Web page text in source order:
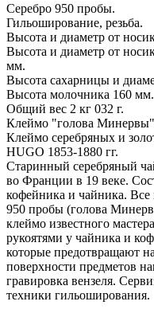
Серебро 950 пробы.
Гильоширование, резьба.
Высота и диаметр от
Высота и диаметр от
мм.
Высота сахарницы и
Высота молочника 160 мм.
Общий вес 2 кг 032 г.
Клеймо "голова
Клеймо серебряных и
HUGO 1853-1880 гг.
Старинный серебряный
во Франции в 19 веке.
кофейника и чайника.
950 пробы (голова
клеймо известного
рукоятями у чайника и
которые предотвращают
поверхности предметов
гравировка вензеля.
техники гильоширования.